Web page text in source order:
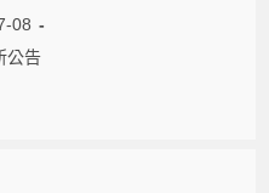
08
公告